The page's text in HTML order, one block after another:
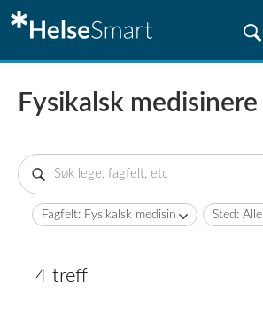
Fysikalsk medisinere
Fagfelt: Fysikalsk medisin Sted: Alle
4 treff